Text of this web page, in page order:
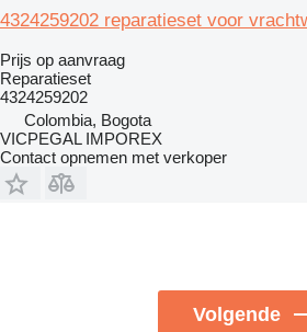
4324259202 reparatieset voor
Prijs op aanvraag
Reparatieset
4324259202
Colombia, Bogota
VICPEGAL IMPOREX
Contact opnemen met verkoper
Volgende